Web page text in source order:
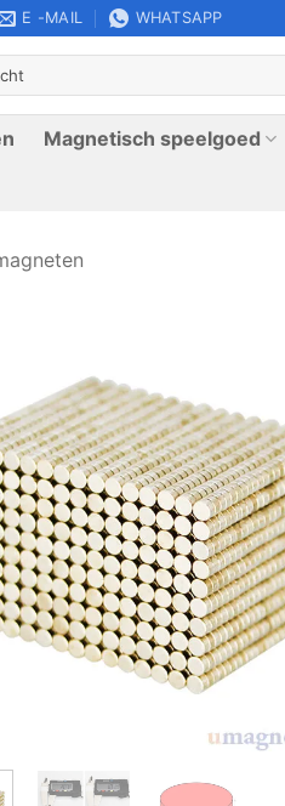
E -MAIL WHATSAPP
Magnetisch speelgoed